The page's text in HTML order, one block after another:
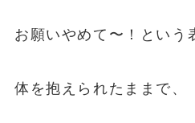
お願いやめて〜！という
体を抱えられたままで、